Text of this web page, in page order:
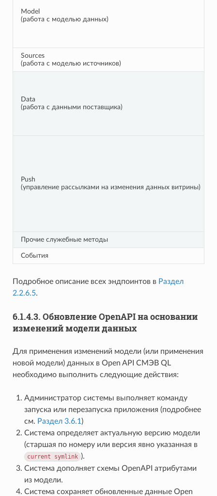
Model
(работа с моделью данных)
Sources
(работа с моделью источников)
Data
(работа с данными поставщика)
Push
(управление рассылками на изменения данных витрины)
Прочие служебные методы
События
Подробное описание всех эндпоинтов в Раздел
2.2.6.5.
6.1.4.3. Обновление OpenAPI на основании
изменений модели данных
Для применения изменений модели (или применения
новой модели) данных в Open API СМЭВ QL
необходимо выполнить следующие действия:
Администратор системы выполняет команду
запуска или перезапуска приложения (подробнее
см. Раздел 3.6.1 )
Система определяет актуальную версию модели
(старшая по номеру или версия явно указанная в
current symlink ).
Система дополняет схемы OpenAPI атрибутами
из модели.
Система сохраняет обновленные данные Open